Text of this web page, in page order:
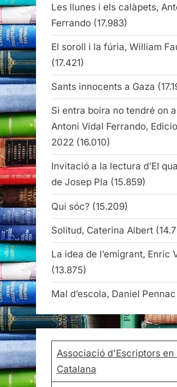
Les llunes i els calàpets,
Ferrando (17.983)
El soroll i la fúria, William
(17.421)
Sants innocents a Gaza
Si entra boira no tendré on
Antoni Vidal Ferrando,
2022 (16.010)
Invitació a la lectura d’El
de Josep Pla (15.859)
Qui sóc? (15.209)
Solitud, Caterina Albert
La idea de l’emigrant, Enric
(13.875)
Mal d’escola, Daniel Pennac
Associació d'Escriptors en
Catalana